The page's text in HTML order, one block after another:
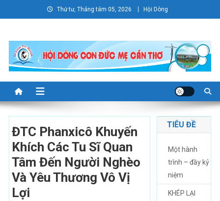
to
Thứ tư, Tháng tám 05, 2026 Hội Dòng
ĐTC Phanxicô Khuyến
Khích Các Tu Sĩ Quan
Tâm Đến Người Nghèo
Và Yêu Thương Vô Vị
Lợi
TIÊU ĐỀ
Một hành
trình – đầy kỷ
niệm
KHÉP LẠI